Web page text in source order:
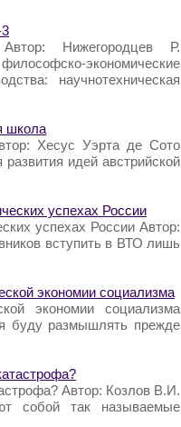
Автор: Нижегородцев Р.
экономические
научнотехническая
школа
Хесус Уэрта де Сото
идей австрийской
успехах России
успехах России Автор:
вступить в ВТО лишь
экономии социализма
экономии социализма
буду размышлять прежде
Автор: Козлов В.И.
собой так называемые